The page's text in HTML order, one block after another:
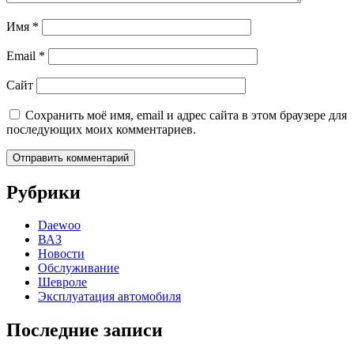
Имя *
Email *
Сайт
Сохранить моё имя, email и адрес сайта в этом браузере для
последующих моих комментариев.
Рубрики
Daewoo
ВАЗ
Новости
Обслуживание
Шевроле
Эксплуатация автомобиля
Последние записи